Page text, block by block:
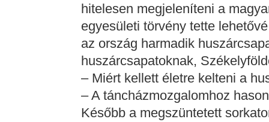
hitelesen megjeleníteni a
egyesületi törvény tette
az ország harmadik
huszárcsapatoknak,
– Miért kellett életre kelteni a
– A táncházmozgalomhoz
Később a megszüntetett